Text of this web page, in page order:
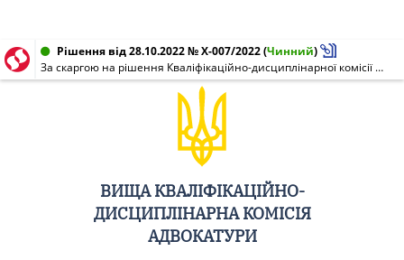
Рішення від 28.10.2022 № X-007/2022(Чинний)
За скаргою на рішення Кваліфікаційно-дисциплінарної комісії адвокатури Чернігівської області у складі дисциплінарної палати N 5-2/22 від 23.06.2022 року про відмову в порушенні дисциплінарної справи відносно адвоката
ВИЩА КВАЛІФІКАЦІЙНО-
ДИСЦИПЛІНАРНА КОМІСІЯ
АДВОКАТУРИ